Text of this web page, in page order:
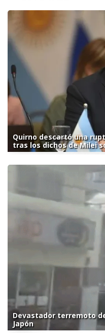
Quirno descartó una
tras los dichos de Milei
Devastador terremoto
Japón